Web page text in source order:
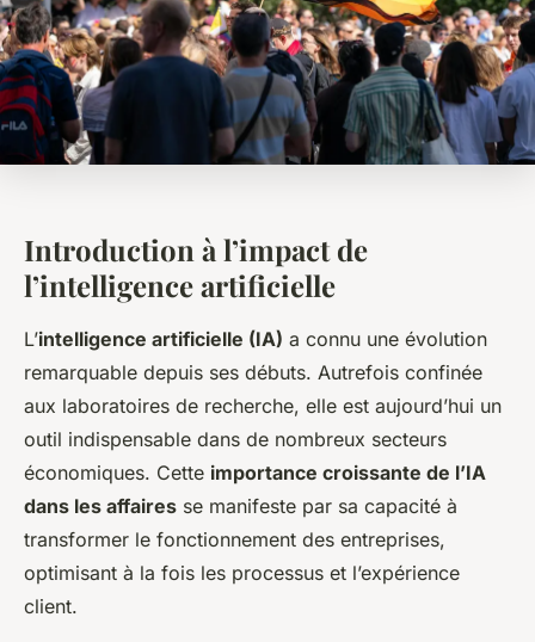
Introduction à l’impact de
l’intelligence artificielle
L’intelligence artificielle (IA) a connu une évolution
remarquable depuis ses débuts. Autrefois confinée
aux laboratoires de recherche, elle est aujourd’hui un
outil indispensable dans de nombreux secteurs
économiques. Cette importance croissante de l’IA
dans les affaires se manifeste par sa capacité à
transformer le fonctionnement des entreprises,
optimisant à la fois les processus et l’expérience
client.